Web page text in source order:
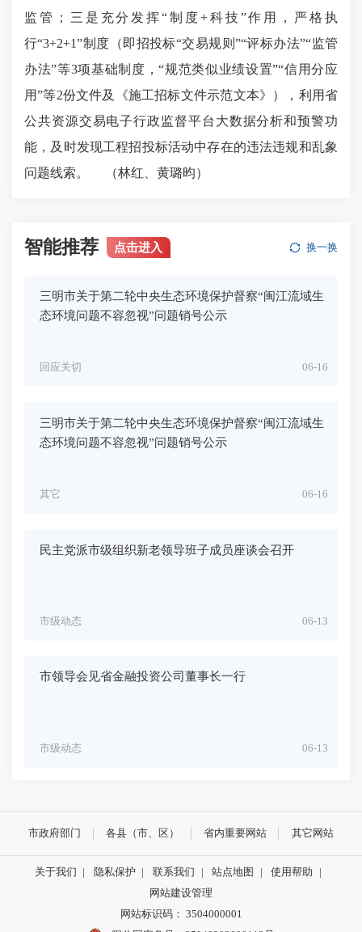
监管；三是充分发挥“制度+科技”作用，严格执
行“3+2+1”制度（即招投标“交易规则”“评标办法”“监管
办法”等3项基础制度，“规范类似业绩设置”“信用分应
用”等2份文件及《施工招标文件示范文本》），利用省
公共资源交易电子行政监督平台大数据分析和预警功
能，及时发现工程招投标活动中存在的违法违规和乱象
问题线索。 （林红、黄璐昀）
智能推荐 点击进入 换一换
三明市关于第二轮中央生态环境保护督察“闽江流域生
态环境问题不容忽视”问题销号公示
06-16
回应关切
三明市关于第二轮中央生态环境保护督察“闽江流域生
态环境问题不容忽视”问题销号公示
06-16
其它
民主党派市级组织新老领导班子成员座谈会召开
06-13
市级动态
市领导会见省金融投资公司董事长一行
06-13
市级动态
市政府部门 各县（市、区） 省内重要网站 其它网站
关于我们 | 隐私保护 | 联系我们 | 站点地图 | 使用帮助
|
网站建设管理
网站标识码： 3504000001